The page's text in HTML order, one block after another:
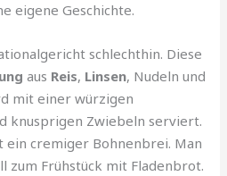
eigene Geschichte.
schlechthin. Diese
aus Reis, Linsen, Nudeln und
mit einer würzigen
knusprigen Zwiebeln serviert.
ein cremiger Bohnenbrei. Man
zum Frühstück mit Fladenbrot.